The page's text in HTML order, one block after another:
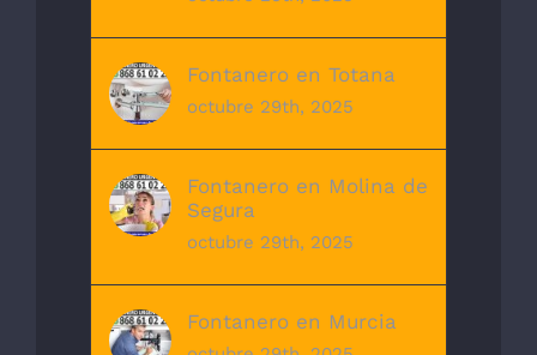
Fontanero en Totana
octubre 29th, 2025
Fontanero en Molina de
Segura
octubre 29th, 2025
Fontanero en Murcia